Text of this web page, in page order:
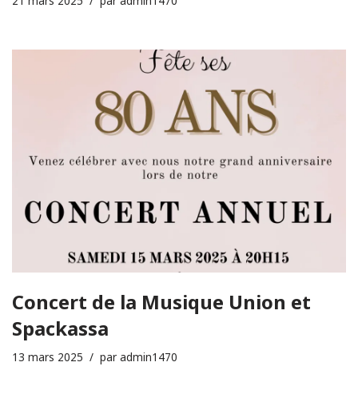
Concert de la Musique Union et
Spackassa
13 mars 2025 par admin1470